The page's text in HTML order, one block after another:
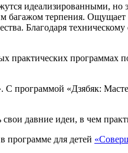
идеализированными, но
багажом терпения. Ощущает
Благодаря
практических программах
С программой «Дзябяк:
давние идеи, в чем
программе для детей